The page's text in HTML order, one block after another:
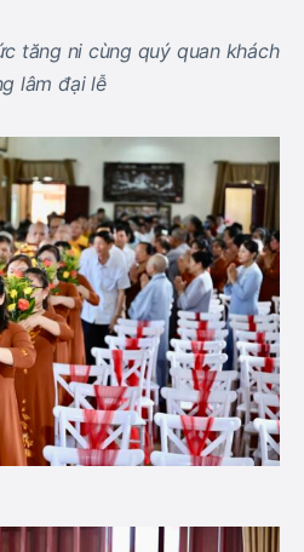
tăng ni cùng quý quan khách
lâm đại lễ